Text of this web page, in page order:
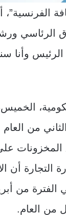
الرئاسي
الرئيس
من
المخزونات
التجارة أن
2.8% في